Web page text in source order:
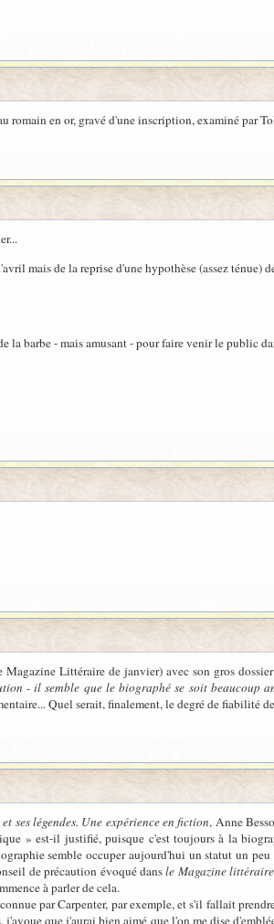
romain en or, gravé d'une inscription, examiné par
mais de la reprise d'une hypothèse (assez ténue)
la barbe - mais amusant - pour faire venir le public
Littéraire de janvier) avec son gros
- il semble que le biographé se soit beaucoup
Quel serait, finalement, le degré de fiabilité
ses légendes. Une expérience en fiction, Anne
» est-il justifié, puisque c'est toujours à la
semble occuper aujourd'hui un statut un
de précaution évoqué dansle Magazine littéraire
à parler de cela.
par Carpenter, par exemple, et s'il fallait
que j'aurai bien aimé que l'on me dise